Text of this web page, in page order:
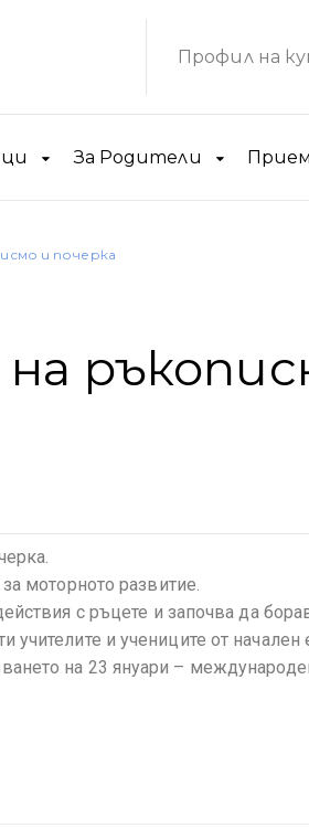
Профил на
За Родители Прием
и почерка
моторното развитие.
с ръцете и започва да
и учениците от начален
на 23 януари –